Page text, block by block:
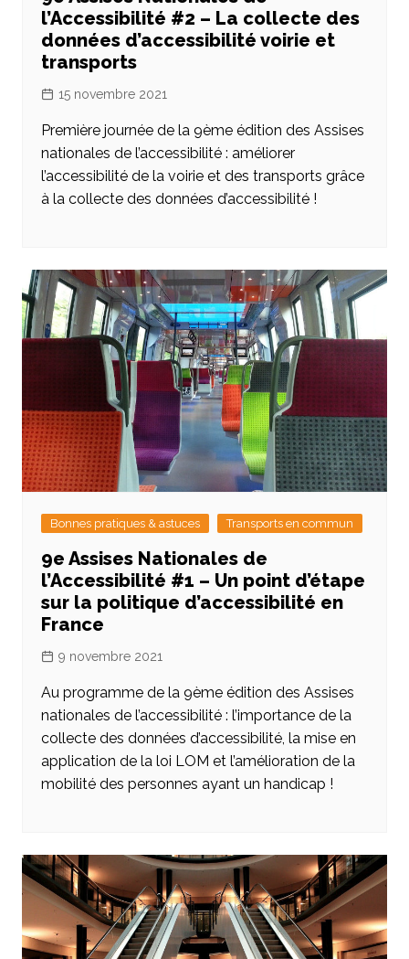
l’Accessibilité #2 – La collecte des
données d’accessibilité voirie et
transports
15 novembre 2021
Première journée de la 9ème édition des Assises
nationales de l’accessibilité : améliorer
l’accessibilité de la voirie et des transports grâce
à la collecte des données d’accessibilité !
Bonnes pratiques & astuces Transports en commun
9e Assises Nationales de
l’Accessibilité #1 – Un point d’étape
sur la politique d’accessibilité en
France
9 novembre 2021
Au programme de la 9ème édition des Assises
nationales de l’accessibilité : l’importance de la
collecte des données d’accessibilité, la mise en
application de la loi LOM et l’amélioration de la
mobilité des personnes ayant un handicap !